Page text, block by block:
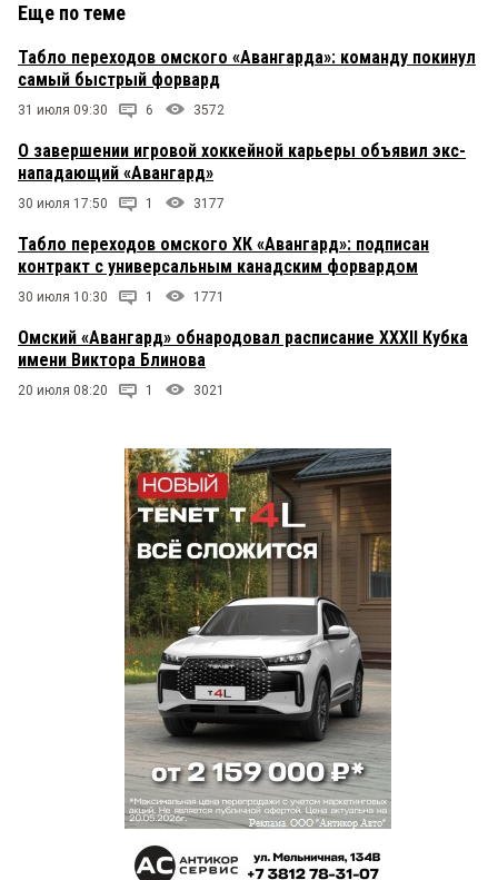
Еще по теме
Табло переходов омского «Авангарда»: команду покинул
самый быстрый форвард
31 июля 09:30 6 3572
О завершении игровой хоккейной карьеры объявил экс-
нападающий «Авангард»
30 июля 17:50 1 3177
Табло переходов омского ХК «Авангард»: подписан
контракт с универсальным канадским форвардом
30 июля 10:30 1 1771
Омский «Авангард» обнародовал расписание XXXII Кубка
имени Виктора Блинова
20 июля 08:20 1 3021